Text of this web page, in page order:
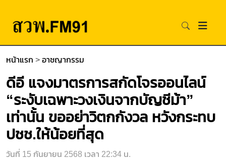
หน้าแรก > อาชญากรรม
ดีอี แจงมาตรการสกัดโจรออนไลน์
“ระงับเฉพาะวงเงินจากบัญชีม้า”
เท่านั้น ขออย่าวิตกกังวล หวังกระทบ
ปชช.ให้น้อยที่สุด
วันที่ 15 กันยายน 2568 เวลา 22:34 น.